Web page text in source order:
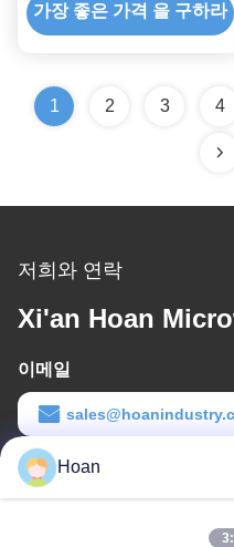
가장 좋은 가격 을 구하라
1 2 3 4
저희와 연락
Xi'an Hoan
이메일
일 시간
8:00-18:00
Hoan